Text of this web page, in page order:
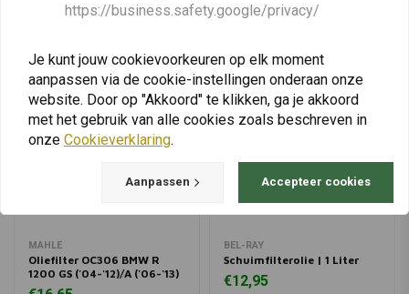
MAHLE
Oliefilter OC306 BMW R
1200 GS ('04-'12)/A ('06-'13)
BEL-RAY
Schuimfilterolie | 1 Liter
€12,95
https://business.safety.google/privacy/
Je kunt jouw cookievoorkeuren op elk moment
aanpassen via de cookie-instellingen onderaan onze
website. Door op "Akkoord" te klikken, ga je akkoord
met het gebruik van alle cookies zoals beschreven in
onze Cookieverklaring.
Aanpassen Accepteer cookies